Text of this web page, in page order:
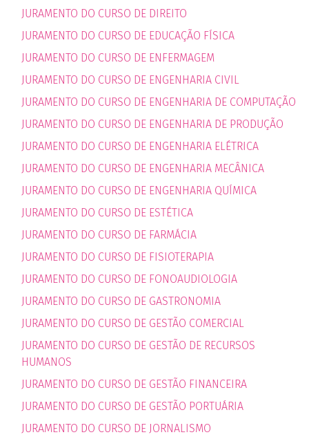
JURAMENTO DO CURSO DE DIREITO
JURAMENTO DO CURSO DE EDUCAÇÃO FÍSICA
JURAMENTO DO CURSO DE ENFERMAGEM
JURAMENTO DO CURSO DE ENGENHARIA CIVIL
JURAMENTO DO CURSO DE ENGENHARIA DE COMPUTAÇÃO
JURAMENTO DO CURSO DE ENGENHARIA DE PRODUÇÃO
JURAMENTO DO CURSO DE ENGENHARIA ELÉTRICA
JURAMENTO DO CURSO DE ENGENHARIA MECÂNICA
JURAMENTO DO CURSO DE ENGENHARIA QUÍMICA
JURAMENTO DO CURSO DE ESTÉTICA
JURAMENTO DO CURSO DE FARMÁCIA
JURAMENTO DO CURSO DE FISIOTERAPIA
JURAMENTO DO CURSO DE FONOAUDIOLOGIA
JURAMENTO DO CURSO DE GASTRONOMIA
JURAMENTO DO CURSO DE GESTÃO COMERCIAL
JURAMENTO DO CURSO DE GESTÃO DE RECURSOS
HUMANOS
JURAMENTO DO CURSO DE GESTÃO FINANCEIRA
JURAMENTO DO CURSO DE GESTÃO PORTUÁRIA
JURAMENTO DO CURSO DE JORNALISMO